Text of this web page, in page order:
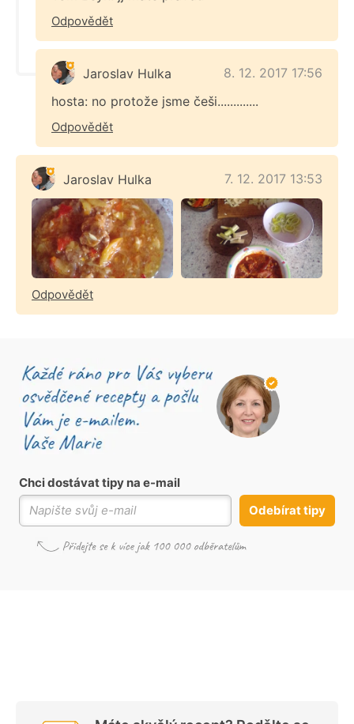
Odpovědět
Jaroslav Hulka
8. 12. 2017 17:56
hosta: no protože jsme češi.............
Odpovědět
Jaroslav Hulka 7. 12. 2017 13:53
Odpovědět
Chci dostávat tipy na e-mail
Odebírat tipy